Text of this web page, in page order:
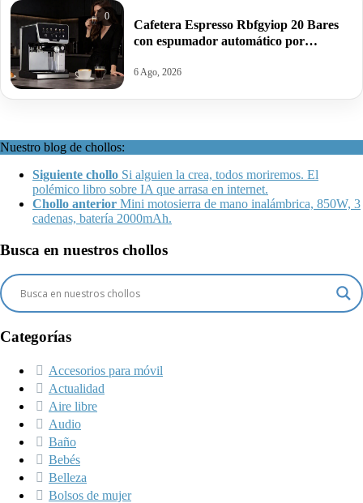
0
Cafetera Espresso Rbfgyiop 20 Bares
con espumador automático por
6 Ago, 2026
Nuestro blog de chollos:
Siguiente chollo Si alguien la crea, todos moriremos. El
polémico libro sobre IA que arrasa en internet.
Chollo anterior Mini motosierra de mano inalámbrica, 850W, 3
cadenas, batería 2000mAh.
Busca en nuestros chollos
Categorías
Accesorios para móvil
Actualidad
Aire libre
Audio
Baño
Bebés
Belleza
Bolsos de mujer